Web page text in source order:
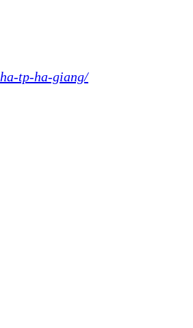
tp-ha-giang/